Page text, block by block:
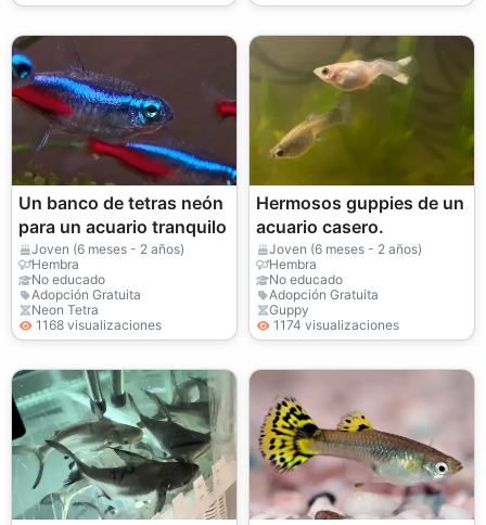
Un banco de tetras neón
para un acuario tranquilo
Joven (6 meses - 2 años)
Hembra
No educado
Adopción Gratuita
Neon Tetra
1168 visualizaciones
Hermosos guppies de un
acuario casero.
Joven (6 meses - 2 años)
Hembra
No educado
Adopción Gratuita
Guppy
1174 visualizaciones